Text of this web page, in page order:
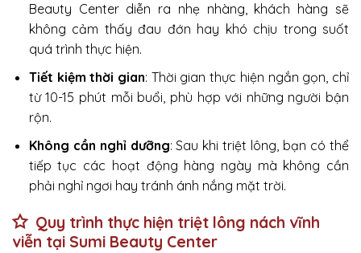
Beauty Center diễn ra nhẹ nhàng, khách hàng sẽ
không cảm thấy đau đớn hay khó chịu trong suốt
quá trình thực hiện.
Tiết kiệm thời gian: Thời gian thực hiện ngắn gọn, chỉ
từ 10-15 phút mỗi buổi, phù hợp với những người bận
rộn.
Không cần nghỉ dưỡng: Sau khi triệt lông, bạn có thể
tiếp tục các hoạt động hàng ngày mà không cần
phải nghỉ ngơi hay tránh ánh nắng mặt trời.
Quy trình thực hiện triệt lông nách vĩnh
viễn tại Sumi Beauty Center